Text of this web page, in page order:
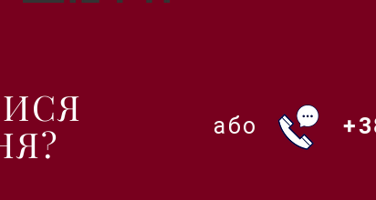
або +380